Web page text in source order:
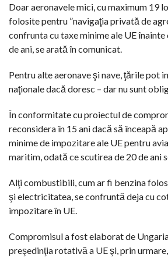
Doar aeronavele mici, cu maximum 19
folosite pentru ”navigaţia privată de
confrunta cu taxe minime ale UE
de ani, se arată în comunicat.
Pentru alte aeronave şi nave, ţările pot
naţionale dacă doresc – dar nu sunt
În conformitate cu proiectul de
reconsidera în 15 ani dacă să înceapă
minime de impozitare ale UE pentru
maritim, odată ce scutirea de 20 de ani
Alţi combustibili, cum ar fi benzina
şi electricitatea, se confruntă deja cu
impozitare în UE.
Compromisul a fost elaborat de
preşedinţia rotativă a UE şi, prin